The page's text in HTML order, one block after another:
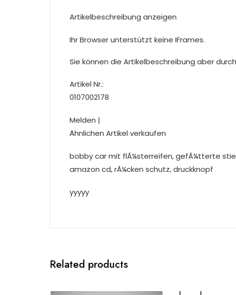
Artikelbeschreibung anzeigen
Ihr Browser unterstützt keine IFrames.
Sie können die Artikelbeschreibung aber
Artikel Nr.:
0107002178
Melden |
Ähnlichen Artikel verkaufen
bobby car mit flÃ¼sterreifen, gefÃ¼tterte
amazon cd, rÃ¼cken schutz, druckknopf
yyyyy
Related products